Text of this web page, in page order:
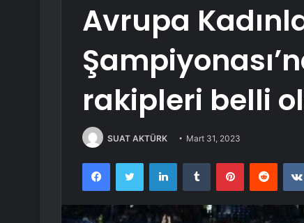
Avrupa
rakipleri belli
SUAT AKTÜRK Mart 31, 2023
FacebookTwitter LinkedInTumblr PinterestReddit